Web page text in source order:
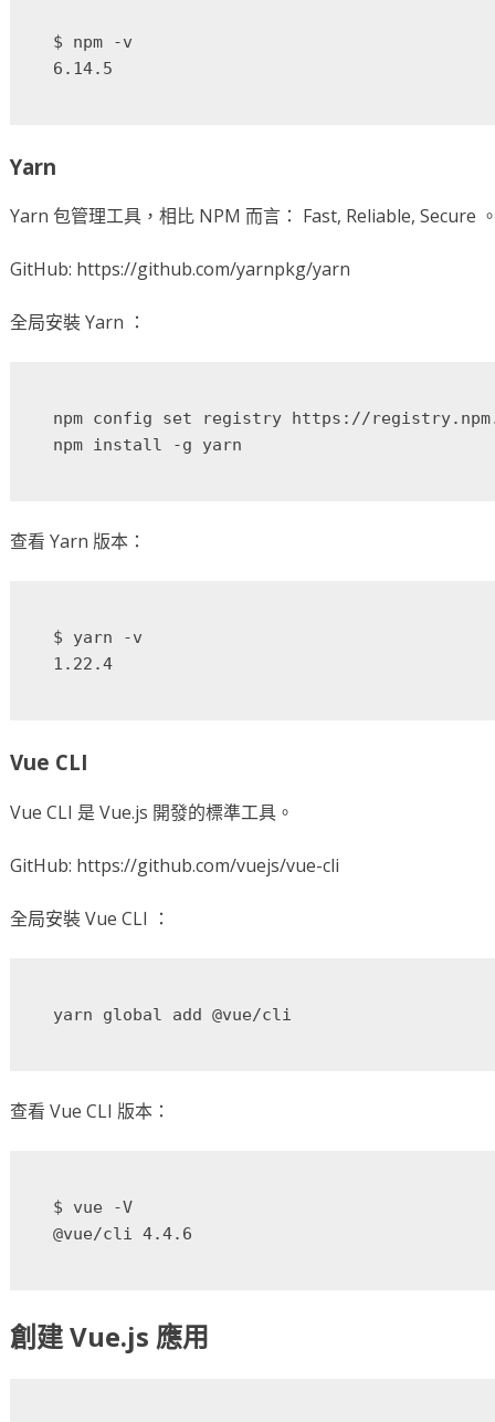
$ npm -v
Yarn
Yarn 包管理工具，相比 NPM 而言： Fast, Reliable, Secure
GitHub: https://github.com/yarnpkg/yarn
全局安裝 Yarn ：
npm config set registry https://
查看 Yarn 版本：
$ yarn -v
1.22.4
Vue CLI
Vue CLI 是 Vue.js 開發的標準工具。
GitHub: https://github.com/vuejs/vue-cli
全局安裝 Vue CLI ：
查看 Vue CLI 版本：
$ vue -V
創建 Vue.js 應用